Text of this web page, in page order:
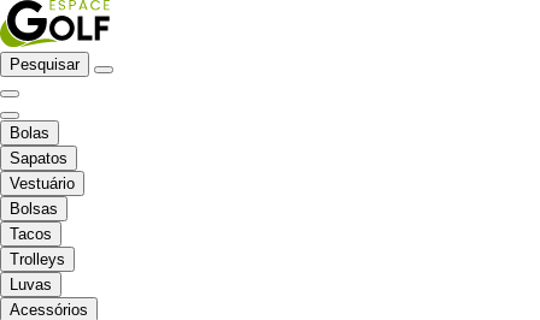
Pesquisar
Bolas
Sapatos
Vestuário
Bolsas
Tacos
Trolleys
Luvas
Acessórios